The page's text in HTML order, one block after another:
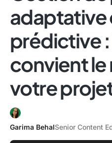
adaptative
prédictive
convient le
votre
Garima BehalSenior Content